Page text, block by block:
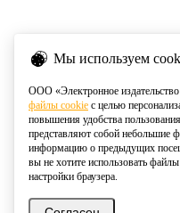
Мы используем
ООО «Электронное
файлы cookie с целью
повышения удобства
представляют собой небольшие
информацию о предыдущих
вы не хотите использовать
настройки браузера.